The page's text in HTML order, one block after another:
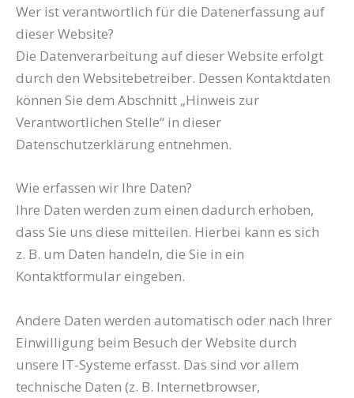
Wer ist verantwortlich für die Datenerfassung auf
dieser Website?
Die Datenverarbeitung auf dieser Website erfolgt
durch den Websitebetreiber. Dessen Kontaktdaten
können Sie dem Abschnitt „Hinweis zur
Verantwortlichen Stelle“ in dieser
Datenschutzerklärung entnehmen.
Wie erfassen wir Ihre Daten?
Ihre Daten werden zum einen dadurch erhoben,
dass Sie uns diese mitteilen. Hierbei kann es sich
z. B. um Daten handeln, die Sie in ein
Kontaktformular eingeben.
Andere Daten werden automatisch oder nach Ihrer
Einwilligung beim Besuch der Website durch
unsere IT-Systeme erfasst. Das sind vor allem
technische Daten (z. B. Internetbrowser,